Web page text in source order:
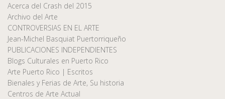
Acerca del Crash del 2015
Archivo del Arte
CONTROVERSIAS EN EL ARTE
Jean-Michel Basquiat Puertorriqueño
PUBLICACIONES INDEPENDIENTES
Blogs Culturales en Puerto Rico
Arte Puerto Rico | Escritos
Bienales y Ferias de Arte, Su historia
Centros de Arte Actual